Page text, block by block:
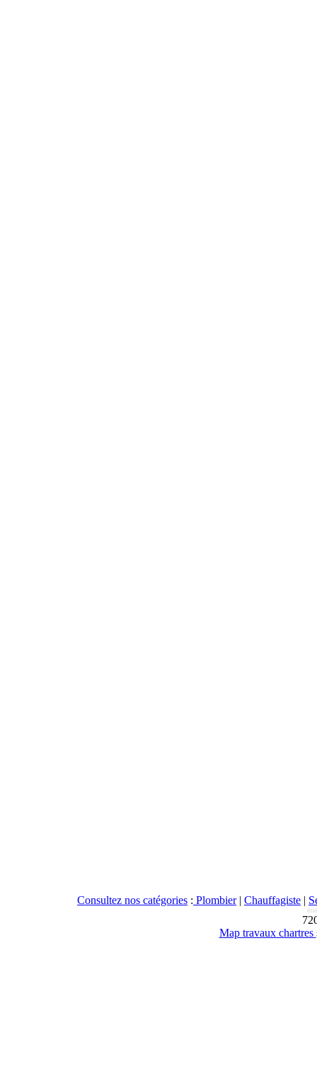
Consultez nos catégories : Plombier| Chauffagiste |
Map travaux chartres